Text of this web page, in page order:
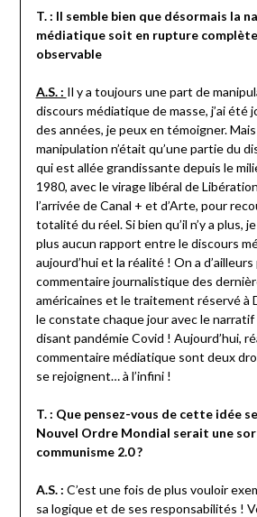
T. : Il semble bien que désormais la
médiatique soit en rupture
observable
A.S. : Il y a toujours une part de
discours médiatique de masse, j’ai été
des années, je peux en témoigner.
manipulation n’était qu’une partie du
qui est allée grandissante depuis le
1980, avec le virage libéral de
l’arrivée de Canal + et d’Arte, pour
totalité du réel. Si bien qu’il n’y a plus, je
plus aucun rapport entre le discours
aujourd’hui et la réalité ! On a
commentaire journalistique des
américaines et le traitement réservé à
le constate chaque jour avec le
disant pandémie Covid ! Aujourd’hui,
commentaire médiatique sont deux
se rejoignent… à l’infini !
T. : Que pensez-vous de cette idée
Nouvel Ordre Mondial serait une
communisme 2.0 ?
A.S. : C’est une fois de plus vouloir
sa logique et de ses responsabilités !